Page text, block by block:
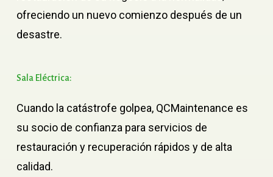
ofreciendo un nuevo comienzo después de un
desastre.
Sala Eléctrica:
Cuando la catástrofe golpea, QCMaintenance es
su socio de confianza para servicios de
restauración y recuperación rápidos y de alta
calidad.